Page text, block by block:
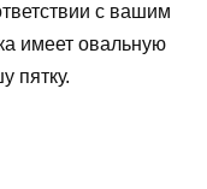
с вашим
имеет овальную
пятку.